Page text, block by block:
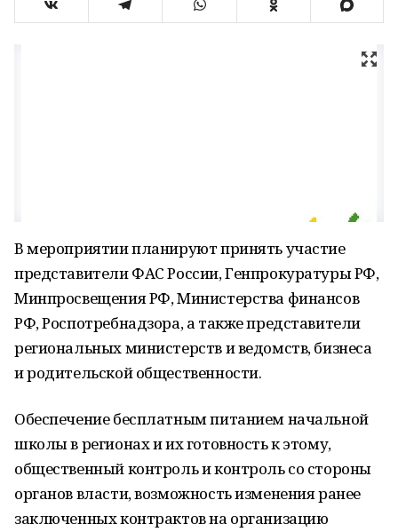
В мероприятии планируют принять участие
представители ФАС России, Генпрокуратуры РФ,
Минпросвещения РФ, Министерства финансов
РФ, Роспотребнадзора, а также представители
региональных министерств и ведомств, бизнеса
и родительской общественности.
Обеспечение бесплатным питанием начальной
школы в регионах и их готовность к этому,
общественный контроль и контроль со стороны
органов власти, возможность изменения ранее
заключенных контрактов на организацию